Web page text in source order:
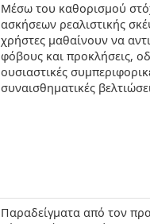
Μέσω του καθορισμού
ασκήσεων ρεαλιστικής
χρήστες μαθαίνουν να
φόβους και προκλήσεις,
ουσιαστικές
συναισθηματικές
Παραδείγματα από τον